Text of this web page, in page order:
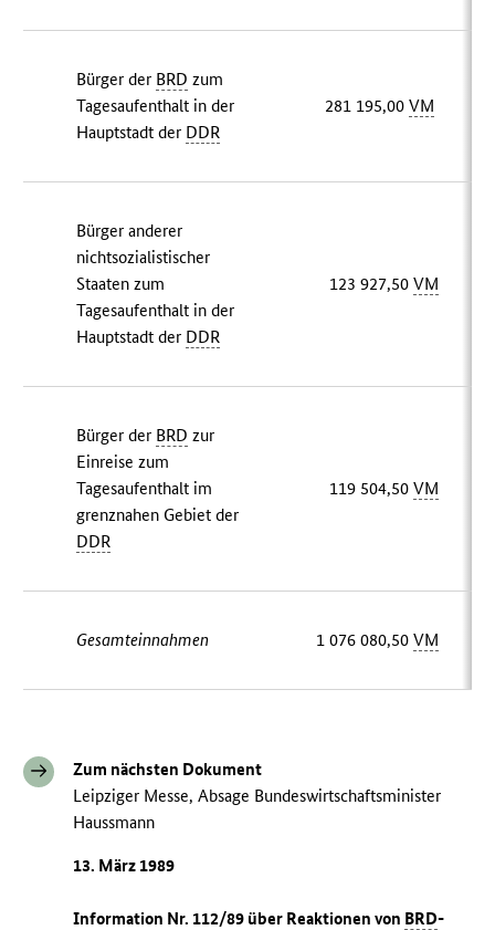
Bürger der BRD zum
Tagesaufenthalt in der
Hauptstadt der DDR
281 195,00VM
Bürger anderer
nichtsozialistischer
Staaten zum
Tagesaufenthalt in der
Hauptstadt der DDR
123 927,50VM
Bürger der BRD zur
Einreise zum
Tagesaufenthalt im
grenznahen Gebiet der
DDR
119 504,50VM
Gesamteinnahmen 1 076 080,50VM
Zum nächsten Dokument
Leipziger Messe, Absage Bundeswirtschaftsminister
Haussmann
13. März 1989
Information Nr. 112/89 über Reaktionen von BRD-